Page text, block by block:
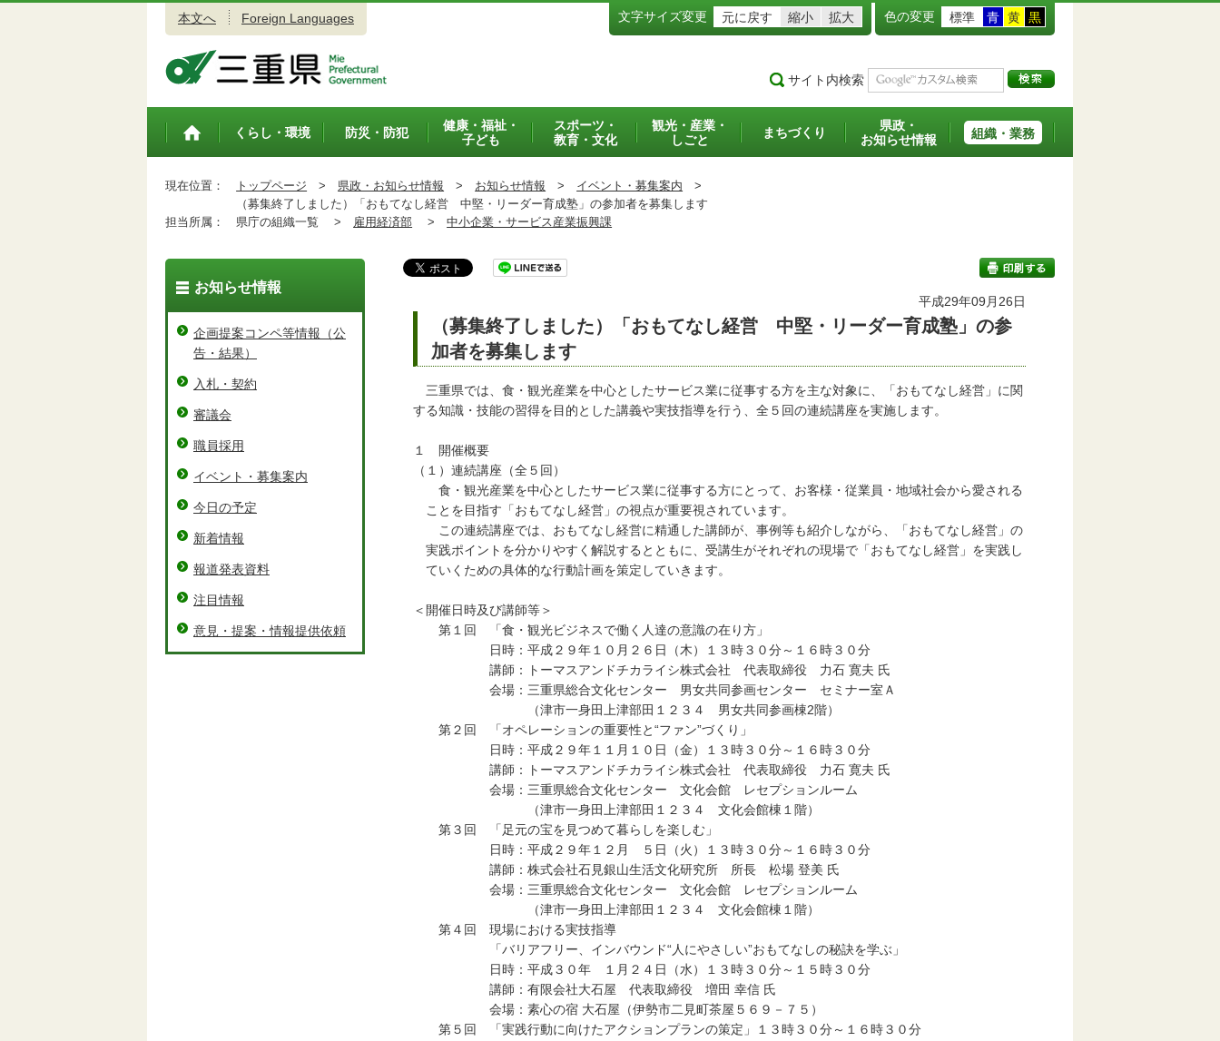
本文へ Foreign Languages 文字サイズ変更 元に戻す 縮小 拡大 色の変更 標準 青 黄 黒
サイト内検索
トップペ
くらし・環境 防災・防犯
健康・福祉・
子ども
スポーツ・
教育・文化
観光・産業・
しごと
まちづくり
県政・
お知らせ情報
組織・業務
現在位置： トップページ > 県政・お知らせ情報 > お知らせ情報 > イベント・募集案内 >
（募集終了しました）「おもてなし経営 中堅・リーダー育成塾」の参加者を募集します
担当所属：
県庁の組織一覧 > 雇用経済部 > 中小企業・サービス産業振興課
平成29年09月26日
（募集終了しました）「おもてなし経営 中堅・リーダー育成塾」の参
加者を募集します
三重県では、食・観光産業を中心としたサービス業に従事する方を主な対象に、「おもてなし経営」に関
する知識・技能の習得を目的とした講義や実技指導を行う、全５回の連続講座を実施します。
１ 開催概要
（１）連続講座（全５回）
食・観光産業を中心としたサービス業に従事する方にとって、お客様・従業員・地域社会から愛される
ことを目指す「おもてなし経営」の視点が重要視されています。
この連続講座では、おもてなし経営に精通した講師が、事例等も紹介しながら、「おもてなし経営」の
実践ポイントを分かりやすく解説するとともに、受講生がそれぞれの現場で「おもてなし経営」を実践し
ていくための具体的な行動計画を策定していきます。
＜開催日時及び講師等＞
第１回 「食・観光ビジネスで働く人達の意識の在り方」
日時：平成２９年１０月２６日（木）１３時３０分～１６時３０分
講師：トーマスアンドチカライシ株式会社 代表取締役 力石 寛夫 氏
会場：三重県総合文化センター 男女共同参画センター セミナー室Ａ
（津市一身田上津部田１２３４ 男女共同参画棟2階）
第２回 「オペレーションの重要性と“ファン”づくり」
日時：平成２９年１１月１０日（金）１３時３０分～１６時３０分
講師：トーマスアンドチカライシ株式会社 代表取締役 力石 寛夫 氏
会場：三重県総合文化センター 文化会館 レセプションルーム
（津市一身田上津部田１２３４ 文化会館棟１階）
第３回 「足元の宝を見つめて暮らしを楽しむ」
日時：平成２９年１２月 ５日（火）１３時３０分～１６時３０分
講師：株式会社石見銀山生活文化研究所 所長 松場 登美 氏
会場：三重県総合文化センター 文化会館 レセプションルーム
（津市一身田上津部田１２３４ 文化会館棟１階）
第４回 現場における実技指導
「バリアフリー、インバウンド“人にやさしい”おもてなしの秘訣を学ぶ」
日時：平成３０年 １月２４日（水）１３時３０分～１５時３０分
講師：有限会社大石屋 代表取締役 増田 幸信 氏
会場：素心の宿 大石屋（伊勢市二見町茶屋５６９－７５）
第５回 「実践行動に向けたアクションプランの策定」１３時３０分～１６時３０分
お知らせ情報
企画提案コンペ等情報（公
告・結果）
入札・契約
審議会
職員採用
イベント・募集案内
今日の予定
新着情報
報道発表資料
注目情報
意見・提案・情報提供依頼